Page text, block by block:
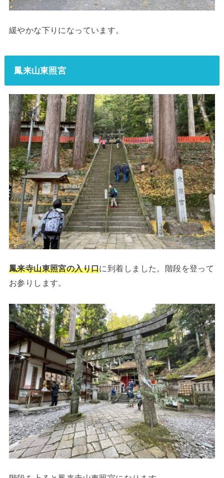
緩やかな下りになっています。
鳳来山東照宮
鳳来寺山東照宮の入り口に到着しました。階段を登って
お参りします。